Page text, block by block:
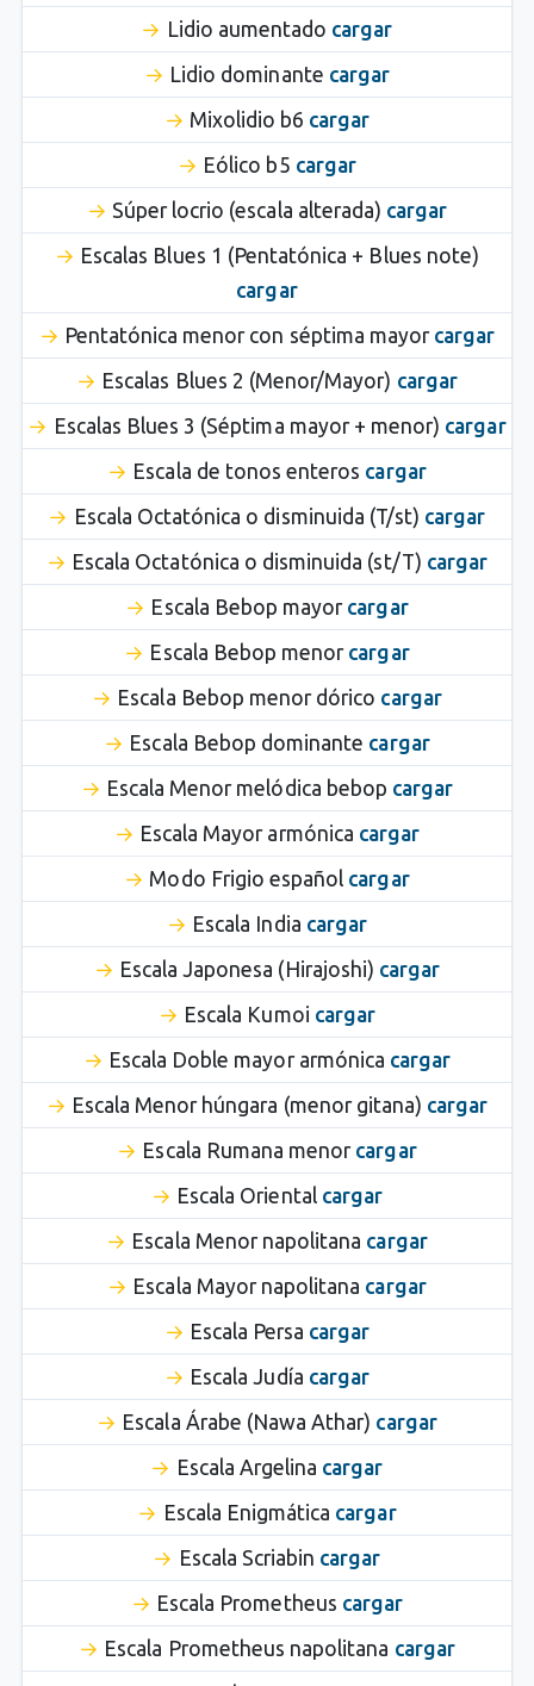
Lidio aumentado cargar
Lidio dominante cargar
Mixolidio b6 cargar
Eólico b5 cargar
Súper locrio (escala alterada) cargar
Escalas Blues 1 (Pentatónica + Blues note)
cargar
Pentatónica menor con séptima mayor cargar
Escalas Blues 2 (Menor/Mayor) cargar
Escalas Blues 3 (Séptima mayor + menor) cargar
Escala de tonos enteros cargar
Escala Octatónica o disminuida (T/st) cargar
Escala Octatónica o disminuida (st/T) cargar
Escala Bebop mayor cargar
Escala Bebop menor cargar
Escala Bebop menor dórico cargar
Escala Bebop dominante cargar
Escala Menor melódica bebop cargar
Escala Mayor armónica cargar
Modo Frigio español cargar
Escala India cargar
Escala Japonesa (Hirajoshi) cargar
Escala Kumoi cargar
Escala Doble mayor armónica cargar
Escala Menor húngara (menor gitana) cargar
Escala Rumana menor cargar
Escala Oriental cargar
Escala Menor napolitana cargar
Escala Mayor napolitana cargar
Escala Persa cargar
Escala Judía cargar
Escala Árabe (Nawa Athar) cargar
Escala Argelina cargar
Escala Enigmática cargar
Escala Scriabin cargar
Escala Prometheus cargar
Escala Prometheus napolitana cargar